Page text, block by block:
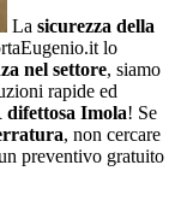
La sicurezza della
lo
nel settore, siamo
rapide ed
Imola! Se
, non cercare
preventivo gratuito